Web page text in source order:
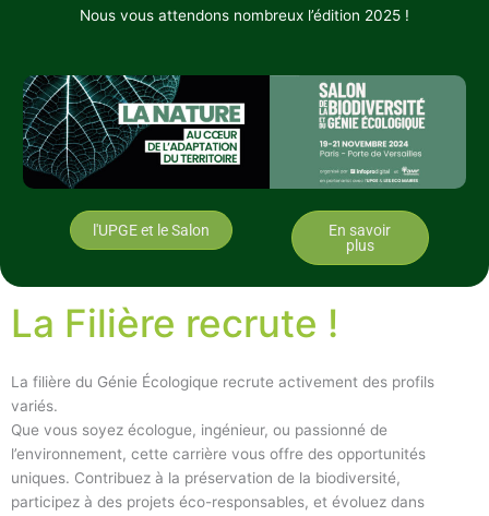
Nous vous attendons nombreux l’édition 2025 !
l'UPGE et le Salon
En savoir
plus
La Filière recrute !
La filière du Génie Écologique recrute activement des profils
variés.
Que vous soyez écologue, ingénieur, ou passionné de
l’environnement, cette carrière vous offre des opportunités
uniques. Contribuez à la préservation de la biodiversité,
participez à des projets éco-responsables, et évoluez dans